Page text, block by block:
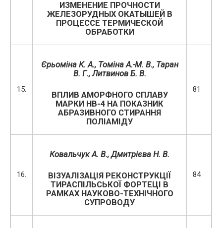
ИЗМЕНЕНИЕ ПРОЧНОСТИ
ЖЕЛЕЗОРУДНЫХ ОКАТЫШЕЙ В
ПРОЦЕССЕ ТЕРМИЧЕСКОЙ
ОБРАБОТКИ
15.
Єрьоміна К. А., Томіна А.-М. В., Таран
В. Г., Литвинов Б. В.
ВПЛИВ АМОРФНОГО СПЛАВУ
МАРКИ НВ-4 НА ПОКАЗНИК
АБРАЗИВНОГО СТИРАННЯ
ПОЛІАМІДУ
81
16.
Ковальчук А. В., Дмитрієва Н. В.
ВІЗУАЛІЗАЦІЯ РЕКОНСТРУКЦІЇ
ТИРАСПІЛЬСЬКОЇ ФОРТЕЦІ В
РАМКАХ НАУКОВО-ТЕХНІЧНОГО
СУПРОВОДУ
84